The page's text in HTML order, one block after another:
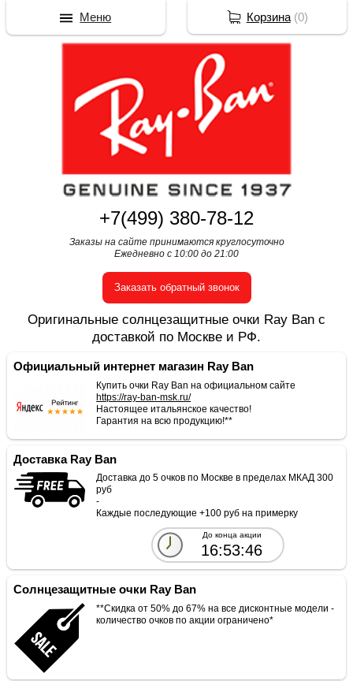
+7(499) 380-78-12
Заказы на сайте принимаются круглосуточно
Ежедневно с 10:00 до 21:00
Заказать обратный звонок
Оригинальные солнцезащитные очки Ray Ban с
доставкой по Москве и РФ.
Официальный интернет магазин Ray Ban
Купить очки Ray Ban на официальном сайте
https://ray-ban-msk.ru/
Настоящее итальянское качество!
Гарантия на всю продукцию!**
Доставка Ray Ban
Доставка до 5 очков по Москве в пределах МКАД 300
руб
-
Каждые последующие +100 руб на примерку
До конца акции
16:53:46
Солнцезащитные очки Ray Ban
**Скидка от 50% до 67% на все дисконтные модели -
количество очков по акции ограничено*
Корзина(0)
Меню